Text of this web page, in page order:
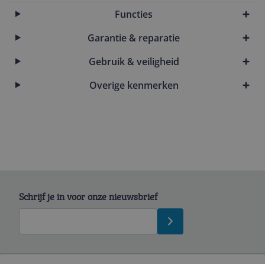
Functies
Garantie & reparatie
Gebruik & veiligheid
Overige kenmerken
Schrijf je in voor onze nieuwsbrief